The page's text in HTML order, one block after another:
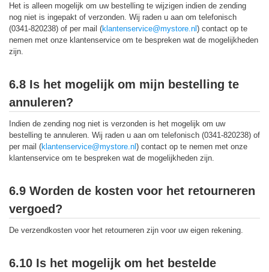
Het is alleen mogelijk om uw bestelling te wijzigen indien de zending
nog niet is ingepakt of verzonden. Wij raden u aan om telefonisch
(0341-820238) of per mail (klantenservice@mystore.nl) contact op te
nemen met onze klantenservice om te bespreken wat de mogelijkheden
zijn.
6.8 Is het mogelijk om mijn bestelling te
annuleren?
Indien de zending nog niet is verzonden is het mogelijk om uw
bestelling te annuleren. Wij raden u aan om telefonisch (0341-820238) of
per mail (klantenservice@mystore.nl) contact op te nemen met onze
klantenservice om te bespreken wat de mogelijkheden zijn.
6.9 Worden de kosten voor het retourneren
vergoed?
De verzendkosten voor het retourneren zijn voor uw eigen rekening.
6.10 Is het mogelijk om het bestelde